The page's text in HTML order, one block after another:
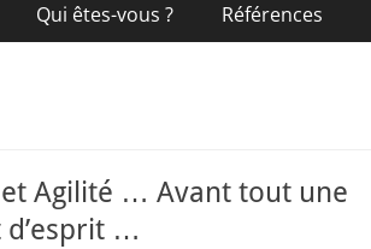
Qui êtes-vous ? Références
Agilité … Avant tout une
…